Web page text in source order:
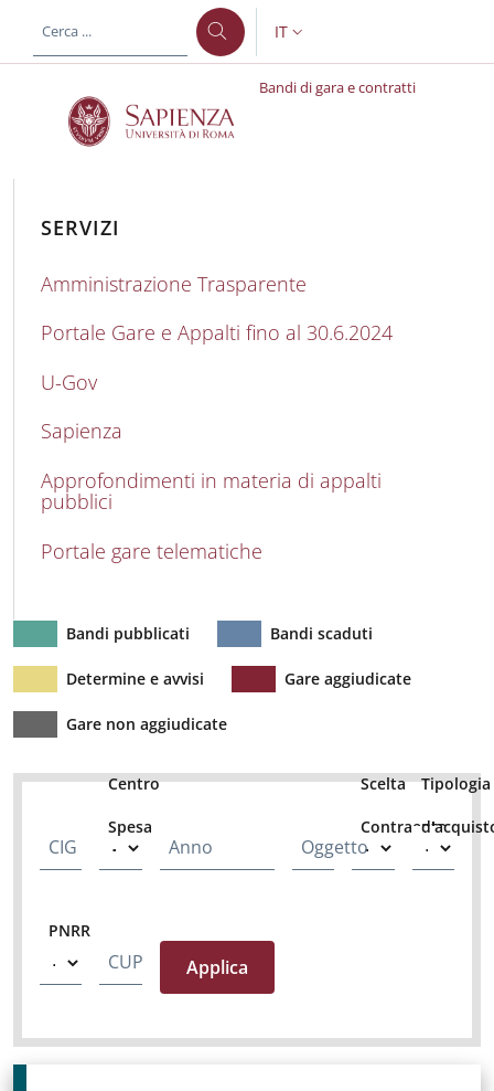
al contenuto principale
SELETTORE LINGUA:
IT
Bandi di gara e contratti
Bandi di gara e
SERVIZI
Amministrazione Trasparente
Portale Gare e Appalti fino al 30.6.2024
U-Gov
Sapienza
Approfondimenti in materia di appalti
pubblici
Portale gare telematiche
Bandi pubblicati Bandi scaduti
Determine e avvisi Gare aggiudicate
Gare non aggiudicate
CIG
Centro
Spesa
Anno Oggetto
Scelta
Contraente
Tipologia
PNRR
CUP